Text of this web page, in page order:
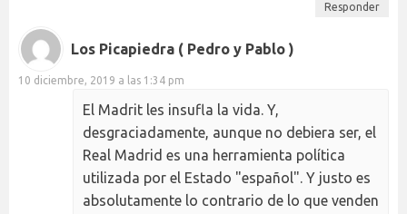
Responder
Los Picapiedra ( Pedro y Pablo )
10 diciembre, 2019 a las 1:34 pm
El Madrit les insufla la vida. Y,
desgraciadamente, aunque no debiera ser, el
Real Madrid es una herramienta política
utilizada por el Estado "español". Y justo es
absolutamente lo contrario de lo que venden